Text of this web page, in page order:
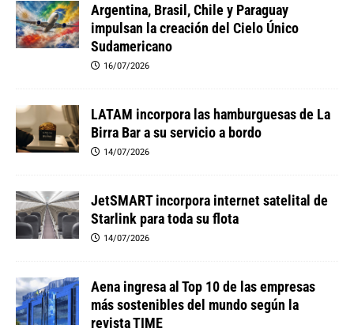
Argentina, Brasil, Chile y Paraguay
impulsan la creación del Cielo Único
Sudamericano
16/07/2026
LATAM incorpora las hamburguesas de La
Birra Bar a su servicio a bordo
14/07/2026
JetSMART incorpora internet satelital de
Starlink para toda su flota
14/07/2026
Aena ingresa al Top 10 de las empresas
más sostenibles del mundo según la
revista TIME